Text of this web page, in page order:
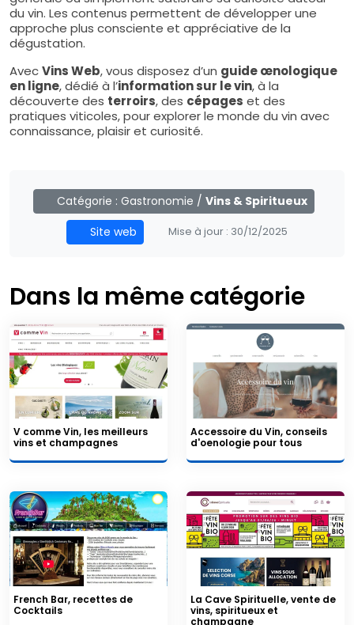
du vin. Les contenus permettent de développer une
approche plus consciente et appréciative de la
dégustation.
AvecVins Web, vous disposez d’un guide œnologique
en ligne, dédié à l’information sur le vin, à la
découverte des terroirs, des cépages et des
pratiques viticoles, pour explorer le monde du vin avec
connaissance, plaisir et curiosité.
Catégorie :Gastronomie /Vins & Spiritueux
Site web
Mise à jour : 30/12/2025
Dans la même catégorie
V comme Vin, les meilleurs
vins et champagnes
Accessoire du Vin, conseils
d'oenologie pour tous
French Bar, recettes de
Cocktails
La Cave Spirituelle, vente de
vins, spiritueux et
champagne